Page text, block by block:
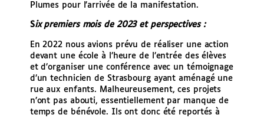
Plumes pour l’arrivée de la manifestation.
Six premiers mois de 2023 et perspectives :
En 2022 nous avions prévu de réaliser une action
devant une école à l’heure de l’entrée des élèves
et d’organiser une conférence avec un témoignage
d’un technicien de Strasbourg ayant aménagé une
rue aux enfants. Malheureusement, ces projets
n’ont pas abouti, essentiellement par manque de
temps de bénévole. Ils ont donc été reportés à